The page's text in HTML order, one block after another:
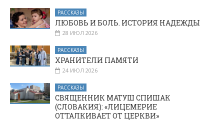
РАССКАЗЫ
ЛЮБОВЬ И БОЛЬ. ИСТОРИЯ НАДЕЖДЫ
28 ИЮЛ 2026
РАССКАЗЫ
ХРАНИТЕЛИ ПАМЯТИ
24 ИЮЛ 2026
РАССКАЗЫ
СВЯЩЕННИК МАТУШ СПИШАК
(СЛОВАКИЯ): «ЛИЦЕМЕРИЕ
ОТТАЛКИВАЕТ ОТ ЦЕРКВИ»